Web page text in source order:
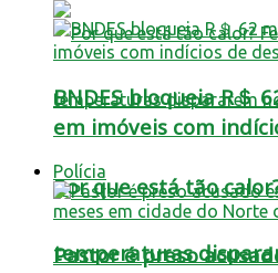
Por que está tão
temperaturas
BNDES bloqueia R＄
em imóveis com
Polícia
Pastor é preso